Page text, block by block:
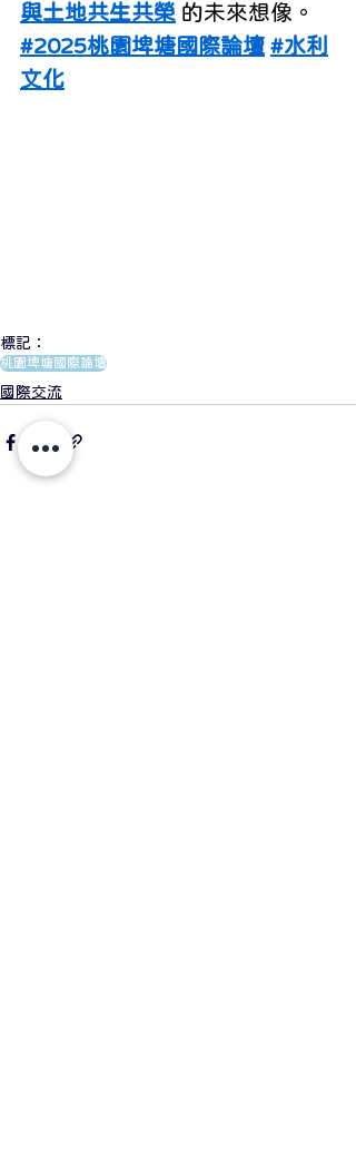
與土地共生共榮 的未來想像。
#2025桃園埤塘國際論壇 #水利
文化
標記：
桃園埤塘國際論壇
國際交流